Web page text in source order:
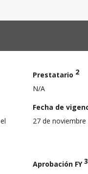
Prestatario 2
N/A
Fecha de
27 de noviembre
Aprobación FY3